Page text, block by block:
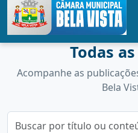
Todas
Acompanhe as
Bela